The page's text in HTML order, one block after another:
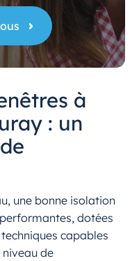
à
: un
une bonne isolation
dotées
capables
niveau de